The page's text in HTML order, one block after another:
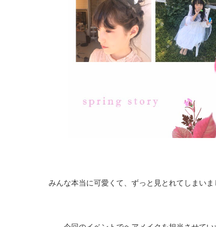
みんな本当に可愛くて、ずっと見とれてしまい